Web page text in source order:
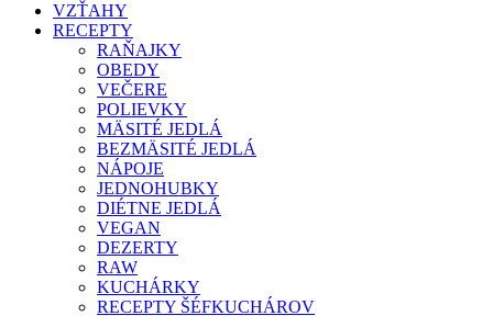
VZŤAHY
RECEPTY
RAŇAJKY
OBEDY
VEČERE
POLIEVKY
MÄSITÉ JEDLÁ
BEZMÄSITÉ JEDLÁ
NÁPOJE
JEDNOHUBKY
DIÉTNE JEDLÁ
VEGAN
DEZERTY
RAW
KUCHÁRKY
RECEPTY ŠÉFKUCHÁROV